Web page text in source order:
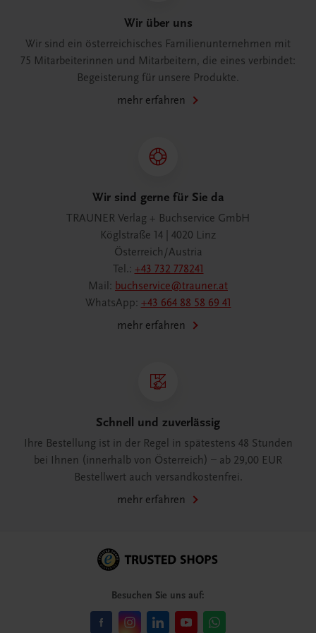
Wir über uns
Wir sind ein österreichisches Familienunternehmen mit
75 Mitarbeiterinnen und Mitarbeitern, die eines verbindet:
Begeisterung für unsere Produkte.
mehr erfahren
Wir sind gerne für Sie da
TRAUNER Verlag + Buchservice GmbH
Köglstraße 14 | 4020 Linz
Österreich/Austria
Tel.: +43 732 778241
Mail: buchservice@trauner.at
WhatsApp: +43 664 88 58 69 41
mehr erfahren
Schnell und zuverlässig
Ihre Bestellung ist in der Regel in spätestens 48 Stunden
bei Ihnen (innerhalb von Österreich) – ab 29,00 EUR
Bestellwert auch versandkostenfrei.
mehr erfahren
Besuchen Sie uns auf: